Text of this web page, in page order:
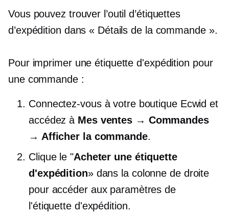
Vous pouvez trouver l’outil d’étiquettes
d’expédition dans « Détails de la commande ».
Pour imprimer une étiquette d'expédition pour
une commande :
Connectez-vous à votre boutique Ecwid et
accédez à Mes ventes → Commandes
→ Afficher la commande.
Clique le "Acheter une étiquette
d'expédition» dans la colonne de droite
pour accéder aux paramètres de
l'étiquette d'expédition.